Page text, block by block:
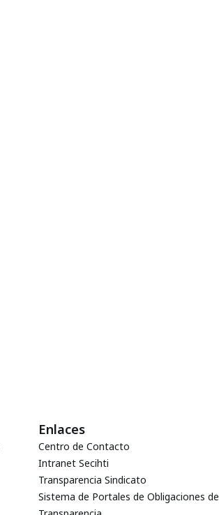
Enlaces
Centro de Contacto
Intranet Secihti
Transparencia Sindicato
Sistema de Portales de Obligaciones de